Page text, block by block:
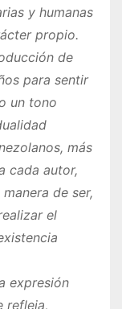
y humanas
propio.
de
para sentir
un tono
más
cada autor,
de ser,
el
expresión
refleja,